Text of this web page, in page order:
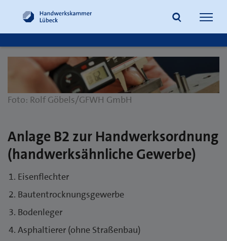
Foto: Rolf Göbels/GFWH GmbH
Anlage B2 zur Handwerksordnung
(handwerksähnliche Gewerbe)
Eisenflechter
Bautentrocknungsgewerbe
Bodenleger
Asphaltierer (ohne Straßenbau)